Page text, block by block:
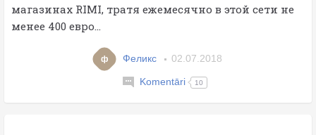
магазинах RIMI, тратя ежемесячно в этой сети не
менее 400 евро...
ф Феликс 02.07.2018
Komentāri 10